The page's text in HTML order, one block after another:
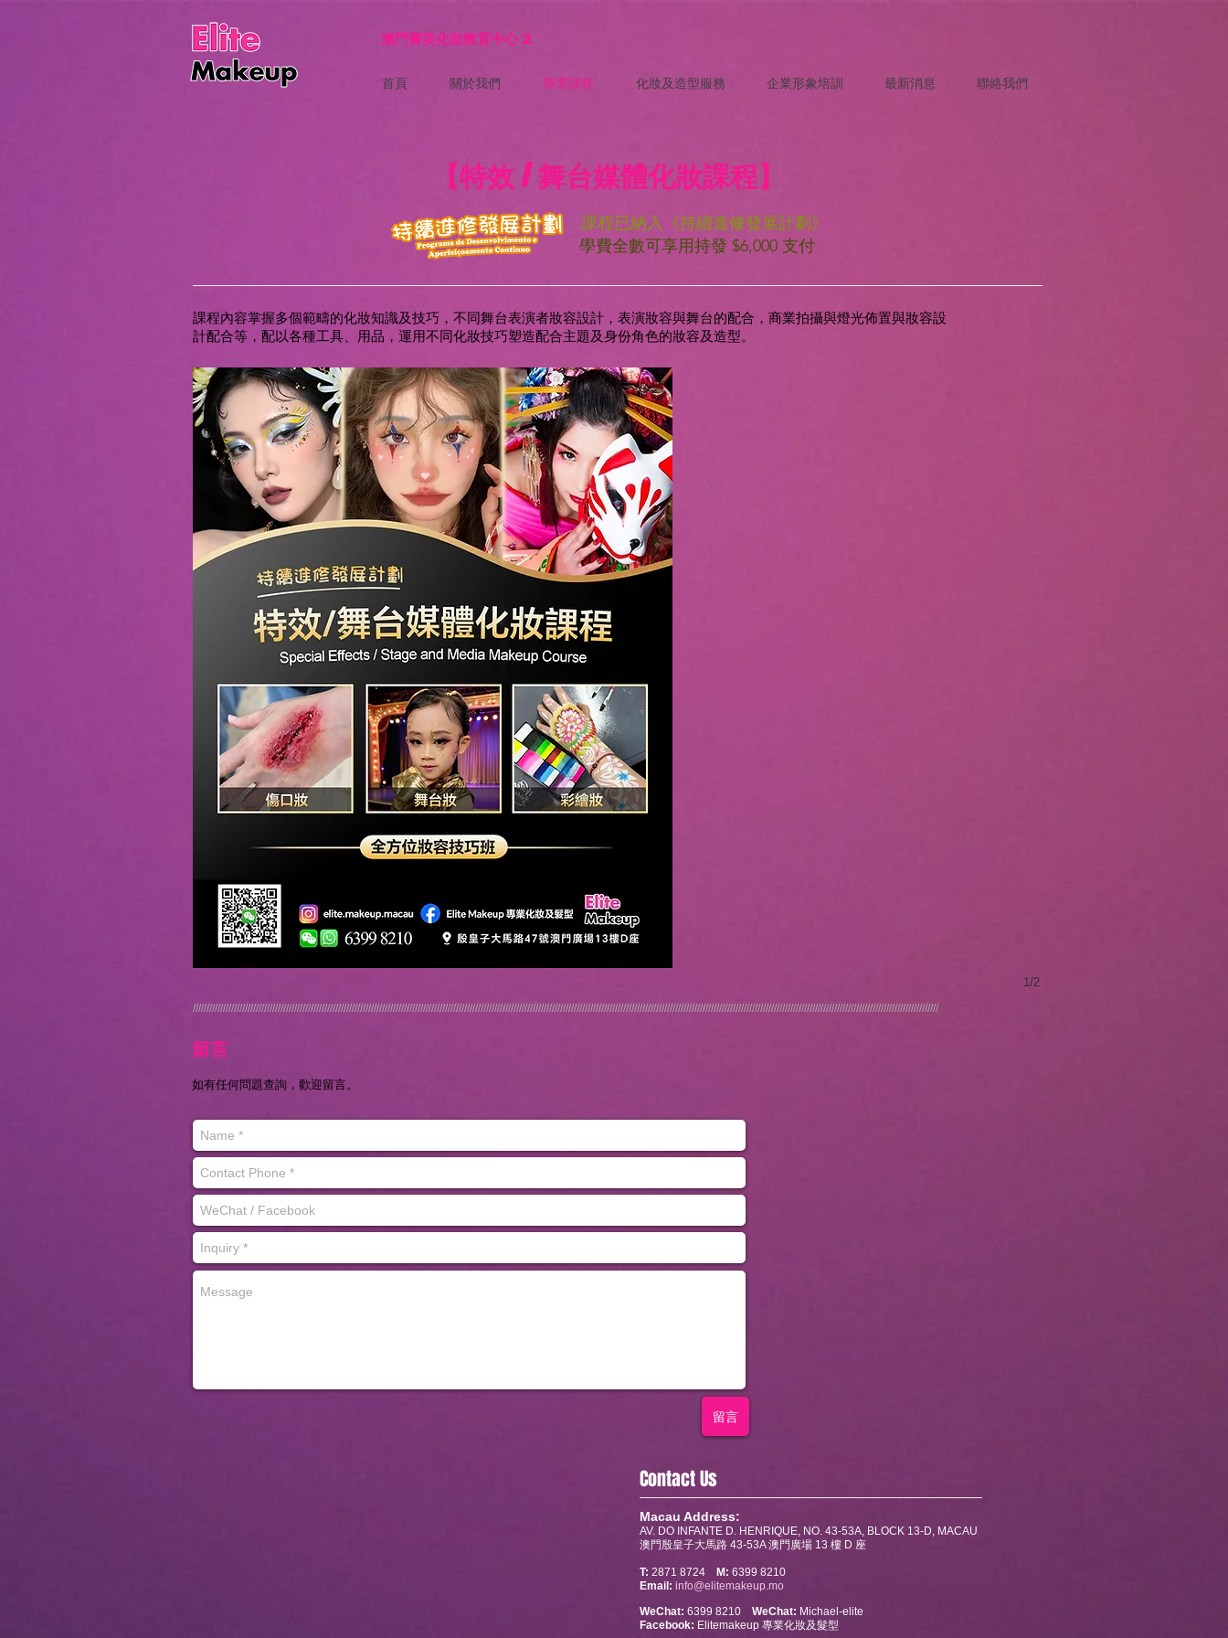
澳門菁英化妝教育中心 2
首頁 關於我們 專業課程 化妝及造型服務 企業形象培訓 最新消息 聯絡我們
【特效 / 舞台媒體化妝課程】
課程已納入《持續進修發展計劃》
學費全數可享用持發 $6,000 支付
課程內容掌握多個範疇的化妝知識及技巧，不同舞台表演者妝容設計，表演妝容與舞台的配合，商業拍攝與燈光佈置與妝容設
計配合等，配以各種工具、用品，運用不同化妝技巧塑造配合主題及身份角色的妝容及造型。
1/2
////////////////////////////////////////////////////////////////////////////////////////////////////////////////////////////////////////////////////////////////////////////////////////////////////////////////////////////////////////////////////////////////////////////////
留言
如有任何問題查詢，歡迎留言。
留言
Contact Us
Macau Address:
AV. DO INFANTE D. HENRIQUE, NO. 43-53A, BLOCK 13-D, MACAU
澳門殷皇子大馬路 43-53A 澳門廣場 13 樓 D 座
T: 2871 8724 M: 6399 8210
Email: info@elitemakeup.mo
WeChat: 6399 8210 WeChat: Michael-elite
Facebook: Elitemakeup 專業化妝及髮型